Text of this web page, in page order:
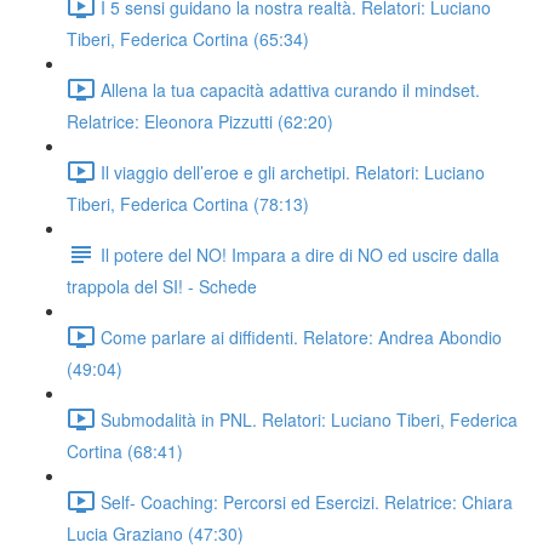
I 5 sensi guidano la nostra realtà. Relatori: Luciano
Tiberi, Federica Cortina (65:34)
Allena la tua capacità adattiva curando il mindset.
Relatrice: Eleonora Pizzutti (62:20)
Il viaggio dell’eroe e gli archetipi. Relatori: Luciano
Tiberi, Federica Cortina (78:13)
Il potere del NO! Impara a dire di NO ed uscire dalla
trappola del SI! - Schede
Come parlare ai diffidenti. Relatore: Andrea Abondio
(49:04)
Submodalità in PNL. Relatori: Luciano Tiberi, Federica
Cortina (68:41)
Self- Coaching: Percorsi ed Esercizi. Relatrice: Chiara
Lucia Graziano (47:30)